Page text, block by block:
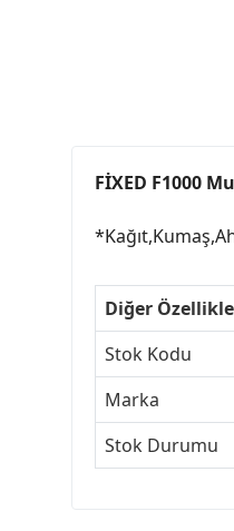
FİXED F1000
Diğer
Stok Kodu
Marka
Stok Durumu